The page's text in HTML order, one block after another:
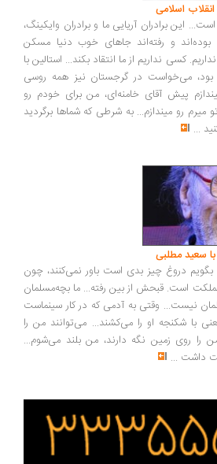
آریایی ما و برادران وایکینگ،
و رفته‌اند جاهای خوب دنیا مسکن
نداریم از ما انتقاد بکند... استالین با
در گرجستان نیز همه روسی
آقای خامنه‌ای، من برای خودم رو
میندازم... به شرطی که شماها برگردید
مطلبی
چیز بدی است باور نمی‌کنند، چون
قبحش از بین رفته... ما بچه‌مسلمان
وقتی به آدمی که در کار سینماست
شکنجه او را می‌کشند... می‌توانند من را
زمین نگه دارند، من بلند می‌شوم...
...